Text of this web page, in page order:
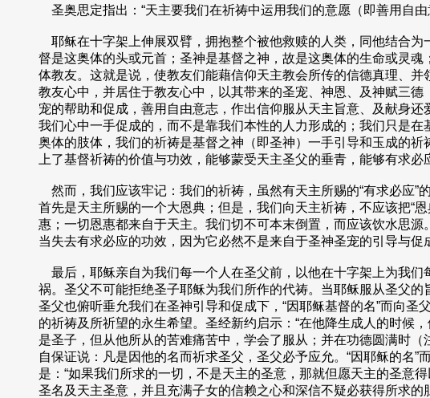
圣奥思定指出：“天主要我们在祈祷中运用我们的意愿（即善用自
耶稣在十字架上伸展双臂，拥抱整个被他救赎的人类，同他结合为
督是这奥体的头或元首；圣神是基督之神，故是这奥体的生命或灵
体教友。这就是说，使教友们能藉信仰天主教会所传的信德真理、
教友心中，并居住于教友心中，以其带来的圣宠、神恩、及神赋三
宠的帮助和促成，善用自由意志，作出信仰服从天主旨意、及献身
我们心中一手促成的，而不是靠我们本性的人力形成的；我们只是
奥体的肢体，我们的祈祷是基督之神（即圣神）一手引导和玉成的
上了基督祈祷的价值与功效，能够蒙受天主圣父的垂青，能够有求必
然而，我们应该牢记：我们的祈祷，虽然有天主所赐的“有求必应
首先是天主所赐的一个大恩典；但是，我们向天主祈祷，不应该把“
惠；一切恩惠都来自于天主。我们切不可本末倒置，而应该饮水思
当失去有求必应的功效，因为它必然不是来自于圣神圣宠的引导与促
最后，耶稣亲自为我们每一个人在圣父前，以他在十字架上为我
祸。圣父不可能拒绝圣子耶稣为我们所作的代祷。当耶稣服从圣父
圣父也俯听垂允我们在圣神引导和促成下，“因耶稣基督的名”而向
的祈祷及所祈望的永生希望。圣经新约启示：“在他降生成人的时候
是圣子，但从他所从的苦难痛苦中，学会了服从；并在功德圆满时
自保证说：凡是因他的名而祈求圣父，圣父必予应允。“因耶稣的名
是：“如果我们所求的一切，不是天主的圣意，那就但愿天主的圣意
圣名及天主圣意，并且充满子女的信赖之心和深信不疑必获得所求